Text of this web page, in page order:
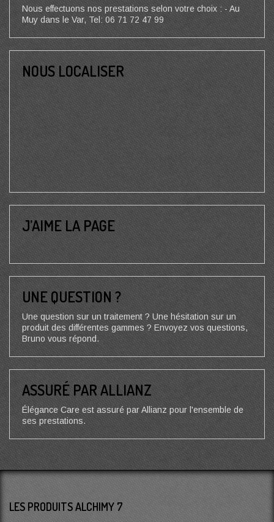
Nous effectuons nos prestations selon votre choix : - Au
Muy dans le Var, Tel: 06 71 72 47 99
NOUS LOCALISER
J’AIME LA PAGE
UNE QUESTION ?
Une question sur un traitement ? Une hésitation sur un
produit des différentes gammes ? Envoyez vos questions,
Bruno vous répond.
ASSURÉ PAR ALLIANZ
Élégance Care est assuré par Allianz pour l'ensemble de
ses prestations.
LES PRODUITS ALCHIMY 7